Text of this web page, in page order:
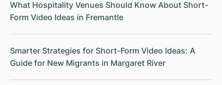
What Hospitality Venues Should Know About Short-
Form Video Ideas in Fremantle
Smarter Strategies for Short-Form Video Ideas: A
Guide for New Migrants in Margaret River